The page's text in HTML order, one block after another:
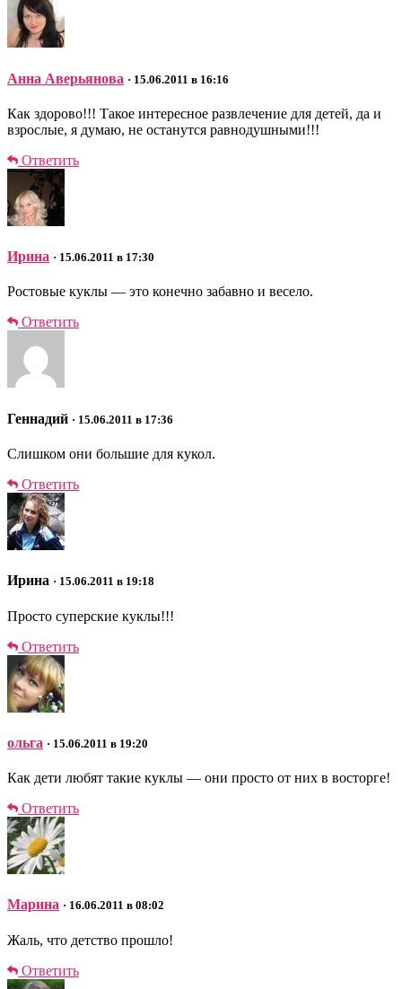
Анна Аверьянова · 15.06.2011 в 16:16
Как здорово!!! Такое интересное развлечение для детей, да и
взрослые, я думаю, не останутся равнодушными!!!
Ответить
Ирина · 15.06.2011 в 17:30
Ростовые куклы — это конечно забавно и весело.
Ответить
Геннадий · 15.06.2011 в 17:36
Слишком они большие для кукол.
Ответить
Ирина · 15.06.2011 в 19:18
Просто суперские куклы!!!
Ответить
ольга · 15.06.2011 в 19:20
Как дети любят такие куклы — они просто от них в восторге!
Ответить
Марина · 16.06.2011 в 08:02
Жаль, что детство прошло!
Ответить